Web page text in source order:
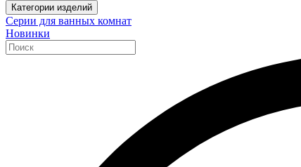
Категории изделий
Серии для ванных комнат
Новинки